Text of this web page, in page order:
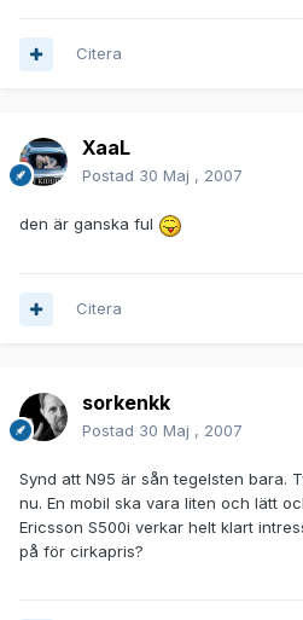
Citera
XaaL
Postad 30 Maj , 2007
den är ganska ful
Citera
sorkenkk
Postad 30 Maj , 2007
Synd att N95 är sån tegelsten bara.
nu. En mobil ska vara liten och lätt
Ericsson S500i verkar helt klart
på för cirkapris?